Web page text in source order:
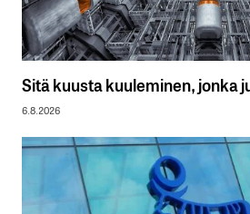
Sitä kuusta kuuleminen, jonka
6.8.2026